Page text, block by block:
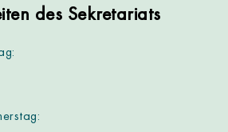
des Sekretariats